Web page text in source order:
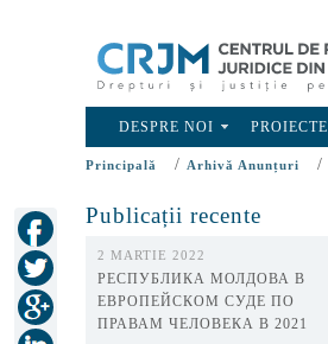
DESPRE NOI PROIECTE
Principală / Arhivă Anunțuri /
Publicații recente
2 MARTIE 2022
РЕСПУБЛИКА МОЛДОВА В
ЕВРОПЕЙСКОМ СУДЕ ПО
ПРАВАМ ЧЕЛОВЕКА В 2021